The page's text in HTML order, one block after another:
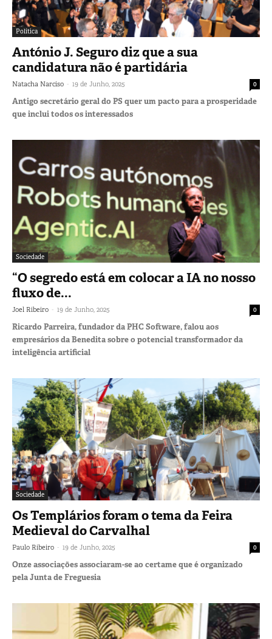
Política
António J. Seguro diz que a sua
candidatura não é partidária
Natacha Narciso - 19 de Junho, 2025 0
Antigo secretário geral do PS quer um pacto para a prosperidade
que inclui todos os interessados
Sociedade
“O segredo está em colocar a IA no nosso
fluxo de...
Joel Ribeiro - 19 de Junho, 2025 0
Ricardo Parreira, fundador da PHC Software, falou aos
empresários da Benedita sobre o potencial transformador da
inteligência artificial
Sociedade
Os Templários foram o tema da Feira
Medieval do Carvalhal
Paulo Ribeiro - 19 de Junho, 2025 0
Onze associações associaram-se ao certame que é organizado
pela Junta de Freguesia